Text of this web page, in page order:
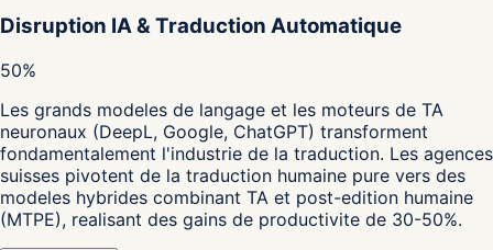
Disruption IA & Traduction Automatique
50%
Les grands modeles de langage et les moteurs de TA
neuronaux (DeepL, Google, ChatGPT) transforment
fondamentalement l'industrie de la traduction. Les agences
suisses pivotent de la traduction humaine pure vers des
modeles hybrides combinant TA et post-edition humaine
(MTPE), realisant des gains de productivite de 30-50%.